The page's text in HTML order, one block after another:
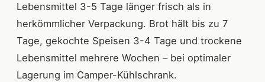
Lebensmittel 3-5 Tage länger frisch als in
herkömmlicher Verpackung. Brot hält bis zu 7
Tage, gekochte Speisen 3-4 Tage und trockene
Lebensmittel mehrere Wochen – bei optimaler
Lagerung im Camper-Kühlschrank.